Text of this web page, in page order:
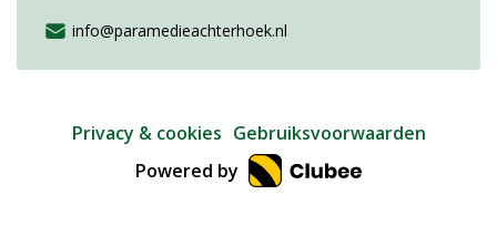
info@paramedieachterhoek.nl
Privacy & cookies Gebruiksvoorwaarden
Powered by